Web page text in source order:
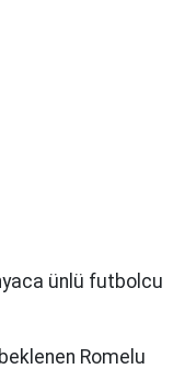
ünlü futbolcu
Romelu